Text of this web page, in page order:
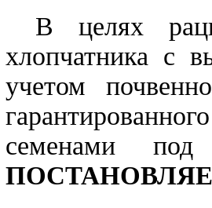
В целях
хлопчатника с
учетом
семенами